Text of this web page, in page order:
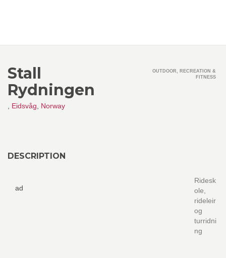
Stall
Rydningen
Eidsvåg Norway
OUTDOOR, RECREATION &
FITNESS
DESCRIPTION
ad
Ridesk
ole,
rideleir
og
turridni
ng